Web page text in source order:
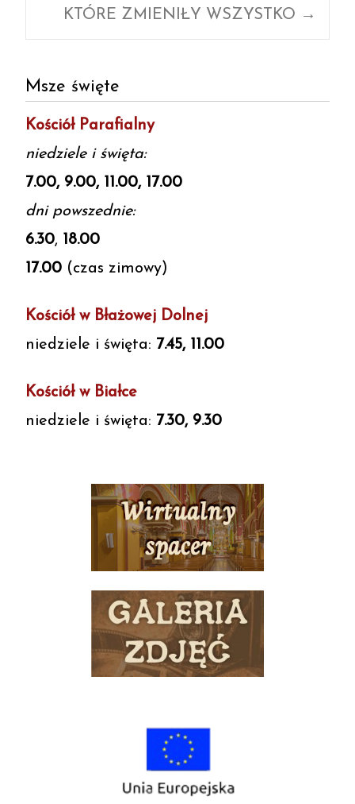
KTÓRE ZMIENIŁY WSZYSTKO →
Msze święte
Kościół Parafialny
niedziele i święta:
7.00, 9.00, 11.00, 17.00
dni powszednie:
6.30, 18.00
17.00 (czas zimowy)
Kościół w Błażowej Dolnej
niedziele i święta: 7.45, 11.00
Kościół w Białce
niedziele i święta: 7.30, 9.30